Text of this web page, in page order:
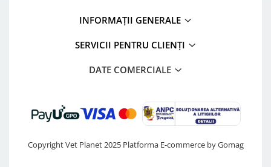
INFORMAȚII GENERALE
SERVICII PENTRU CLIENȚI
DATE COMERCIALE
Copyright Vet Planet 2025 Platforma E-commerce by Gomag